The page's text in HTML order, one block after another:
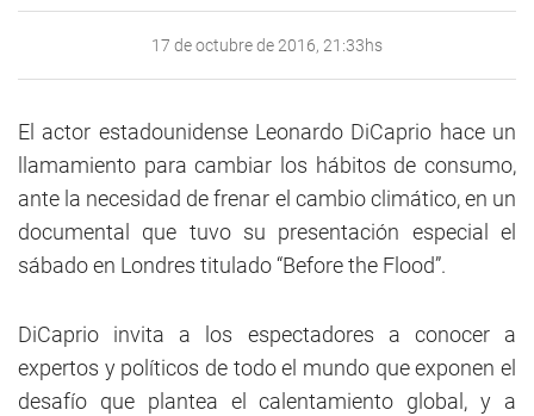
17 de octubre de 2016, 21:33hs
El actor estadounidense Leonardo DiCaprio hace un
llamamiento para cambiar los hábitos de consumo,
ante la necesidad de frenar el cambio climático, en un
documental que tuvo su presentación especial el
sábado en Londres titulado “Before the Flood”.
DiCaprio invita a los espectadores a conocer a
expertos y políticos de todo el mundo que exponen el
desafío que plantea el calentamiento global, y a